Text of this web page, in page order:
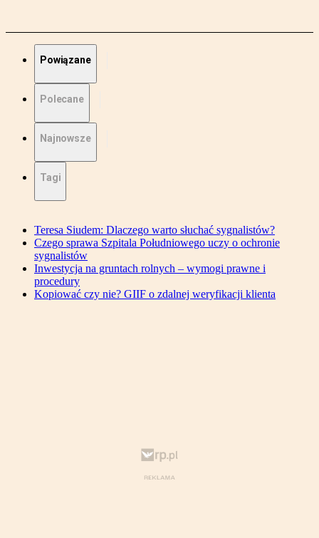
Powiązane
Polecane
Najnowsze
Tagi
Teresa Siudem: Dlaczego warto słuchać sygnalistów?
Czego sprawa Szpitala Południowego uczy o ochronie
sygnalistów
Inwestycja na gruntach rolnych – wymogi prawne i
procedury
Kopiować czy nie? GIIF o zdalnej weryfikacji klienta